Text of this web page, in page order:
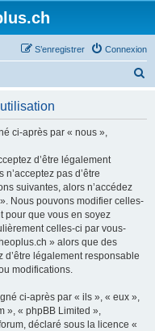
Connexion
S’enregistrer
ci-après par « nous »,
d’être légalement
pas d’être
suivantes, alors n’accédez
Nous pouvons modifier celles-
pour que vous en soyez
celles-ci par vous-
» alors que des
d’être légalement responsable
modifications.
ci-après par « ils », « eux »,
», « phpBB Limited »,
déclaré sous la licence «